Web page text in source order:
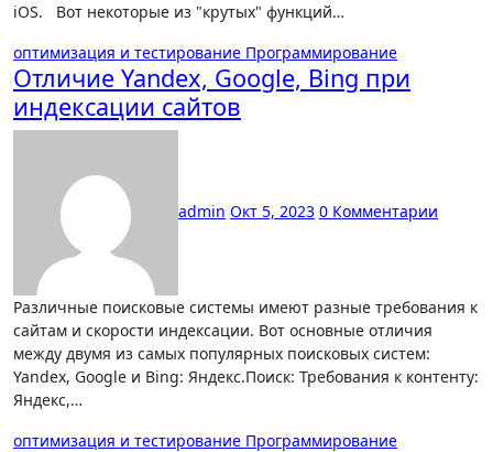
iOS. Вот некоторые из "крутых" функций…
оптимизация и тестирование Программирование
Отличие Yandex, Google, Bing при
индексации сайтов
admin Окт 5, 2023 0 Комментарии
Различные поисковые системы имеют разные требования к
сайтам и скорости индексации. Вот основные отличия
между двумя из самых популярных поисковых систем:
Yandex, Google и Bing: Яндекс.Поиск: Требования к контенту:
Яндекс,…
оптимизация и тестирование Программирование